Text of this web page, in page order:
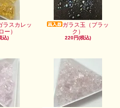
ラスカレッ
ー）
込)
ガラス玉（ブラッ
ク）
220円(税込)